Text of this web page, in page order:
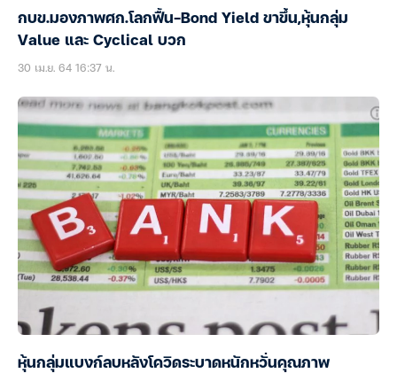
กบข.มองภาพศก.โลกฟื้น-Bond Yield ขาขึ้น,หุ้นกลุ่ม
Value และ Cyclical บวก
30 เม.ย. 64 16:37 น.
หุ้นกลุ่มแบงก์ลบหลังโควิดระบาดหนักหวั่นคุณภาพ